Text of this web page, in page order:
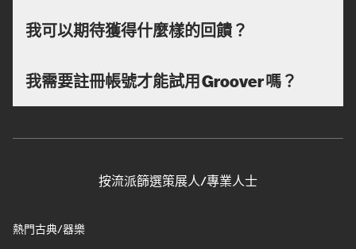
我可以期待獲得什麼樣的回饋？
我需要註冊帳號才能試用 Groover 嗎？
按流派篩選策展人/專業人士
熱門古典/器樂